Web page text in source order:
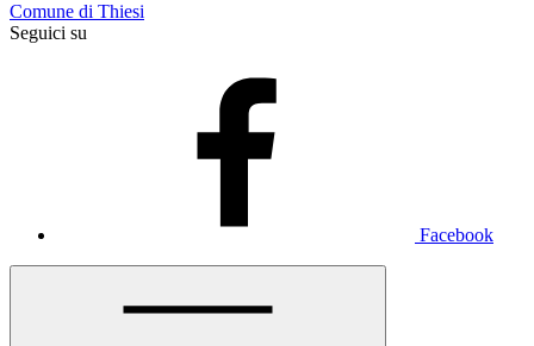
Comune di Thiesi
Seguici su
Facebook